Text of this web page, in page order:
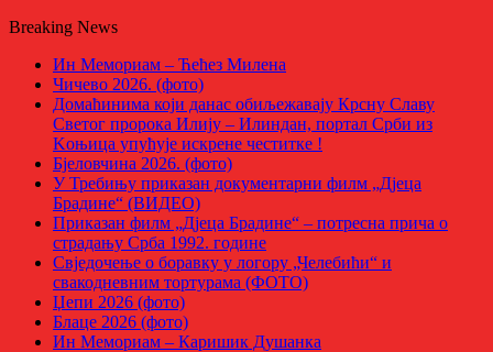
Breaking News
Ин Мемориам – Ћећез Милена
Чичево 2026. (фото)
Домаћинима који данас обиљежавају Крсну Славу
Светог пророка Илију – Илиндан, портал Срби из
Kоњица упућује искрене честитке !
Бјеловчина 2026. (фото)
У Требињу приказан документарни филм „Дјеца
Брадине“ (ВИДЕО)
Приказан филм „Дјеца Брадине“ – потресна прича о
страдању Срба 1992. године
Свједочење о боравку у логору „Челебићи“ и
свакодневним тортурама (ФОТО)
Џепи 2026 (фото)
Блаце 2026 (фото)
Ин Мемориам – Каришик Душанка